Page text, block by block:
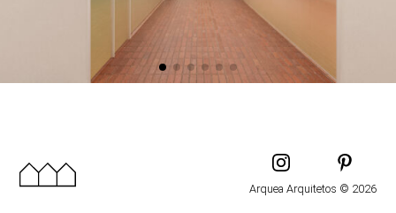
Arquea Arquitetos © 2026